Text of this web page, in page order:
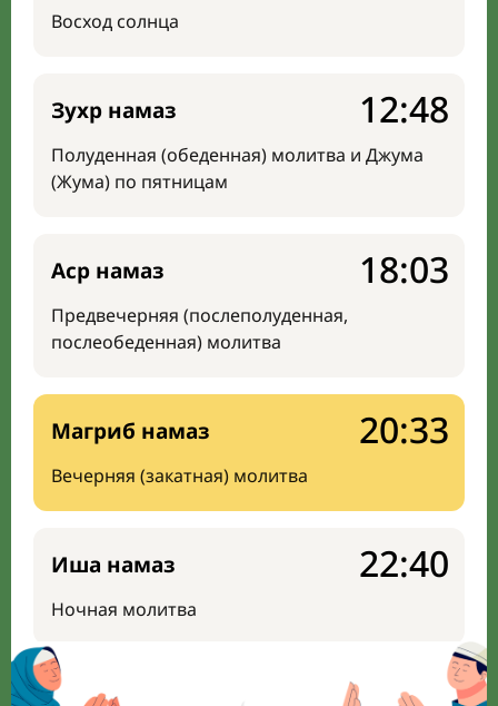
Восход солнца
Зухр намаз
Полуденная (обеденная) молитва и Джума
(Жума) по пятницам
12:48
Аср намаз
Предвечерняя (послеполуденная,
послеобеденная) молитва
18:03
Магриб намаз
Вечерняя (закатная) молитва
20:33
Иша намаз
Ночная молитва
22:40